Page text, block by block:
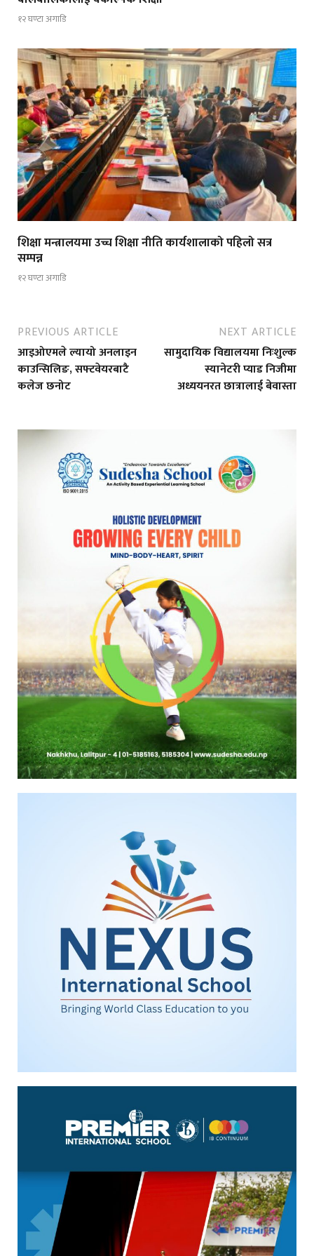
१२ घण्टा अगाडि
शिक्षा मन्त्रालयमा उच्च शिक्षा नीति कार्यशालाको पहिलो सत्र
सम्पन्न
१२ घण्टा अगाडि
PREVIOUS ARTICLE
आइओएमले ल्यायो अनलाइन
काउन्सिलिङ, सफ्टवेयरबाटै
कलेज छनोट
NEXT ARTICLE
सामुदायिक विद्यालयमा निःशुल्क
स्यानेटरी प्याड निजीमा
अध्ययनरत छात्रालाई बेवास्ता